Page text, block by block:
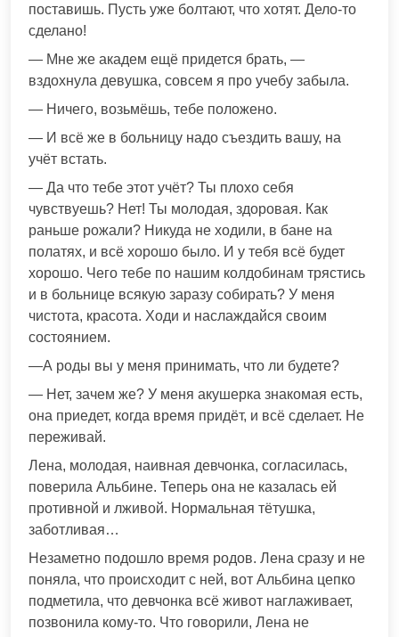
поставишь. Пусть уже болтают, что хотят. Дело-то
сделано!
— Мне же академ ещё придется брать, —
вздохнула девушка, совсем я про учебу забыла.
— Ничего, возьмёшь, тебе положено.
— И всё же в больницу надо съездить вашу, на
учёт встать.
— Да что тебе этот учёт? Ты плохо себя
чувствуешь? Нет! Ты молодая, здоровая. Как
раньше рожали? Никуда не ходили, в бане на
полатях, и всё хорошо было. И у тебя всё будет
хорошо. Чего тебе по нашим колдобинам трястись
и в больнице всякую заразу собирать? У меня
чистота, красота. Ходи и наслаждайся своим
состоянием.
—А роды вы у меня принимать, что ли будете?
— Нет, зачем же? У меня акушерка знакомая есть,
она приедет, когда время придёт, и всё сделает. Не
переживай.
Лена, молодая, наивная девчонка, согласилась,
поверила Альбине. Теперь она не казалась ей
противной и лживой. Нормальная тётушка,
заботливая…
Незаметно подошло время родов. Лена сразу и не
поняла, что происходит с ней, вот Альбина цепко
подметила, что девчонка всё живот наглаживает,
позвонила кому-то. Что говорили, Лена не